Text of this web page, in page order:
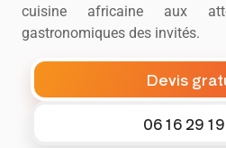
cuisine africaine aux
gastronomiques des invités.
Devis
06 16 29